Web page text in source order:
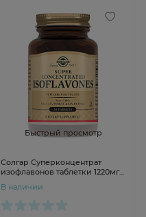
Быстрый просмотр
Солгар Суперконцентрат
изофлавонов таблетки 1220мг
В наличии